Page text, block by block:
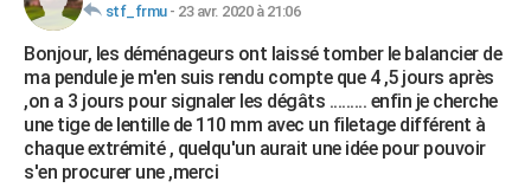
Retraite
Impôts
Epargne
Immobilier
Risques naturels par ville
Banque
Assurance
Crédit
AUTO
Essais
Réserver un essai
Citadines
Berlines
SUV
Forum auto
+HIGH-TECH
Mobiles
Meilleur smartphone
Internet
Ordinateurs
Jeux vidéo
Guide high-tech
+BRICOLAGE
Forum
Aménagement intérieur
Extérieur
Cuisine
Salle de bains
Jardinage
Rangement
WEEK-END
stf_frmu- 23 avr. 2020 à 21:06
Bonjour, les déménageurs ont laissé tomber le balancier de
ma pendule je m'en suis rendu compte que 4 ,5 jours après
,on a 3 jours pour signaler les dégâts ......... enfin je cherche
une tige de lentille de 110 mm avec un filetage différent à
chaque extrémité , quelqu'un aurait une idée pour pouvoir
s'en procurer une ,merci